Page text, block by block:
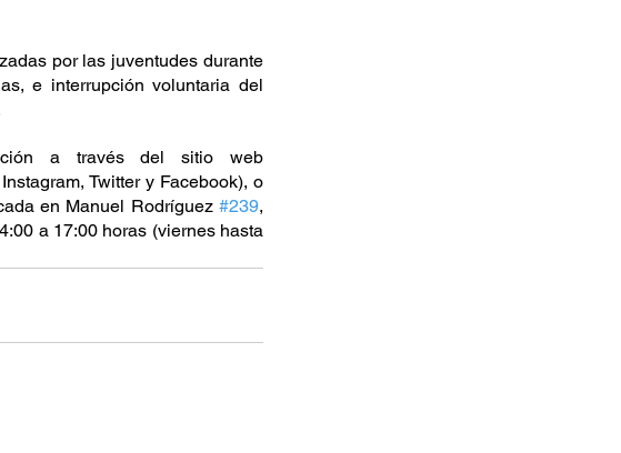
por las juventudes durante
e interrupción voluntaria del
Twitter y Facebook), o
en Manuel Rodríguez #239,
a 17:00 horas (viernes hasta